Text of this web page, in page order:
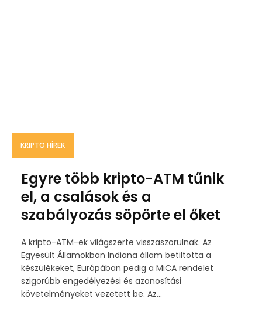
KRIPTO HÍREK
Egyre több kripto-ATM tűnik
el, a csalások és a
szabályozás söpörte el őket
A kripto-ATM-ek világszerte visszaszorulnak. Az
Egyesült Államokban Indiana állam betiltotta a
készülékeket, Európában pedig a MiCA rendelet
szigorúbb engedélyezési és azonosítási
követelményeket vezetett be. Az...